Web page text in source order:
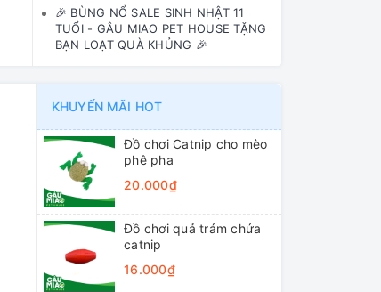
🎉 BÙNG NỔ SALE SINH NHẬT 11
TUỔI - GÂU MIAO PET HOUSE TẶNG
BẠN LOẠT QUÀ KHỦNG 🎉
KHUYẾN MÃI HOT
Đồ chơi Catnip cho mèo
phê pha
20.000₫
Đồ chơi quả trám chứa
catnip
16.000₫